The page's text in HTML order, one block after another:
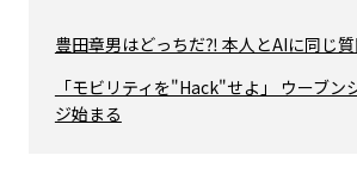
豊田章男はどっちだ⁈ 本人とAIに同じ
「モビリティを"Hack"せよ」 ウーブン
ジ始まる